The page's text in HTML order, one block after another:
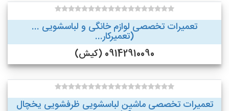
تعمیرات تخصصی لوازم خانگی و لباسشویی ...
(تعمیرکار...
09142910090 (کیش)
تعمیرات تخصصی ماشین لباسشویی ظرفشویی یخچال